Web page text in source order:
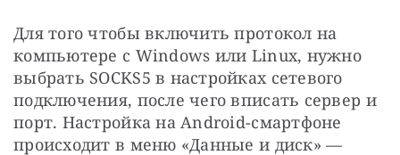
Для того чтобы включить протокол на
компьютере c Windows или Linux, нужно
выбрать SOCKS5 в настройках сетевого
подключения, после чего вписать сервер и
порт. Настройка на Android-смартфоне
происходит в меню «Данные и диск» —